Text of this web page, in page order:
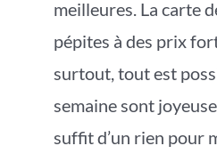
meilleures. La carte
pépites à des prix
surtout, tout est
semaine sont
suffit d’un rien pour